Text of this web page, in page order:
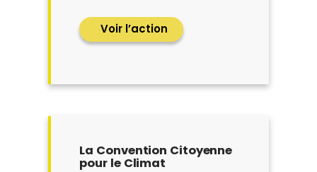
Voir l’action
La Convention Citoyenne
pour le Climat